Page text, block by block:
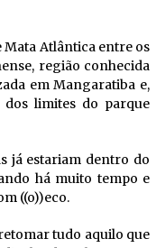
Mata Atlântica entre os
região conhecida
em Mangaratiba e,
limites do parque
já estariam dentro do
há muito tempo e
((o))eco.
tudo aquilo que